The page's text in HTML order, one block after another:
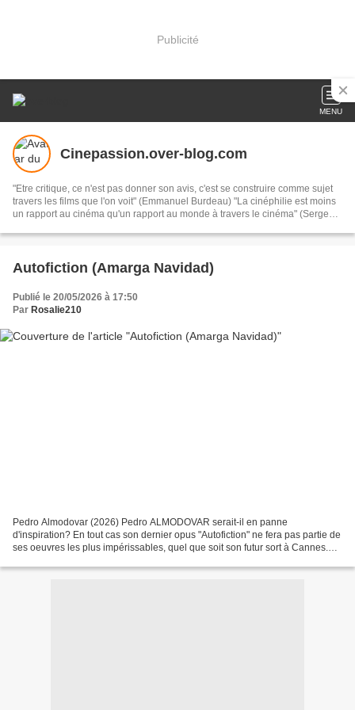
Publicité
MENU
Cinepassion.over-blog.com
"Etre critique, ce n'est pas donner son avis, c'est se construire comme sujet
travers les films que l'on voit" (Emmanuel Burdeau) "La cinéphilie est moins
un rapport au cinéma qu'un rapport au monde à travers le cinéma" (Serge
Autofiction (Amarga Navidad)
Publié le 20/05/2026 à 17:50
Par Rosalie210
Pedro Almodovar (2026) Pedro ALMODOVAR serait-il en panne
d'inspiration? En tout cas son dernier opus "Autofiction" ne fera pas partie de
ses oeuvres les plus impérissables, quel que soit son futur sort à Cannes.